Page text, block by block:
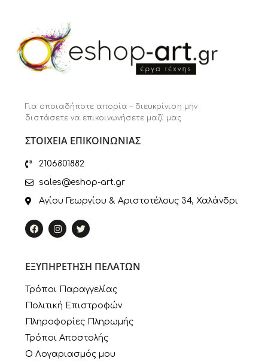
Για οποιαδήποτε απορία – διευκρίνιση μην
διστάσετε να επικοινωνήσετε μαζί μας
ΣΤΟΙΧΕΙΑ ΕΠΙΚΟΙΝΩΝΙΑΣ
2106801882
sales@eshop-art.gr
Αγίου Γεωργίου & Αριστοτέλους 34, Χαλάνδρι
ΕΞΥΠΗΡΕΤΗΣΗ ΠΕΛΑΤΩΝ
Τρόποι Παραγγελίας
Πολιτική Επιστροφών
Πληροφορίες Πληρωμής
Τρόποι Αποστολής
Ο Λογαριασμός μου